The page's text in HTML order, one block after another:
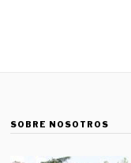
SOBRE NOSOTROS